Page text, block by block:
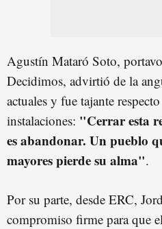
Agustín Mataró Soto,
Decidimos, advirtió de la
actuales y fue tajante
instalaciones: "Cerrar esta
es abandonar. Un pueblo
mayores pierde su alma".
Por su parte, desde ERC,
compromiso firme para que